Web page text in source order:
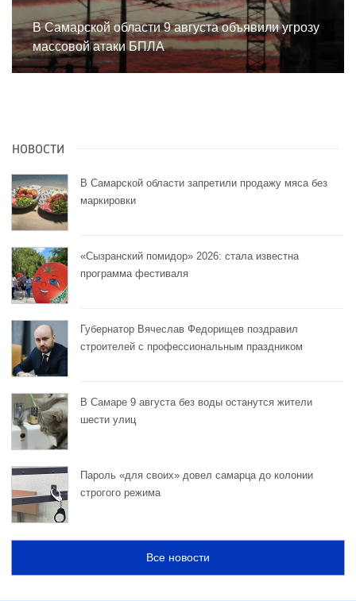
В Самарской области 9 августа объявили угрозу
массовой атаки БПЛА
НОВОСТИ
В Самарской области запретили продажу мяса без
маркировки
«Сызранский помидор» 2026: стала известна
программа фестиваля
Губернатор Вячеслав Федорищев поздравил
строителей с профессиональным праздником
В Самаре 9 августа без воды останутся жители
шести улиц
Пароль «для своих» довел самарца до колонии
строгого режима
Все новости